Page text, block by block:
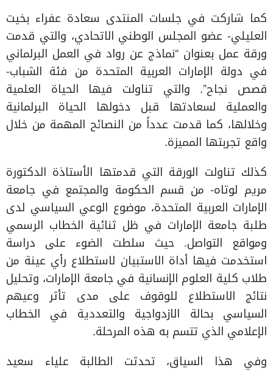
كما شاركت في جلسات المنتدى سعادة عفراء بخيت
العليلي- عضو المجلس الوطني الاتحادي، والتي قدمت
ورقة عمل بعنوان “نماذج عن رواد في العمل البرلماني
في دولة الإمارات العربية المتحدة من فئة الشباب-
قصص نجاح”. والتي تناولت فيها الحياة العلمية
والعملية لسعادتها قبل دخولها الحياة البرلمانية
وخلالها، كما قدمت عدداً من النصائح المهمة من خلال
واقع تجربتها المميزة.
كذلك تناولت الورقة التي قدمتها الأستاذة الدكتورة
مريم لوتاه- من قسم الحكومة والمجتمع في جامعة
الإمارات العربية المتحدة، موضوع الوعي السياسي لدى
طلبة جامعة الإمارات في ظل ثنائية الخطاب الرسمي
ومواقع التواصل. حيث سلطت الضوء على دراسة
استخدمت فيها أداة الاستبيان لاستطلاع رأي عينة من
طلاب كلية العلوم الإنسانية في جامعة الإمارات، وتحليل
نتائج الاستطلاع للوقوف على مدى تأثر وعيهم
السياسي بحالة الازدواجية والتعددية في الخطاب
الإعلامي الذي تتسم به هذه المرحلة.
وفي هذا السياق، تحدثت الطالبة علياء سعيد